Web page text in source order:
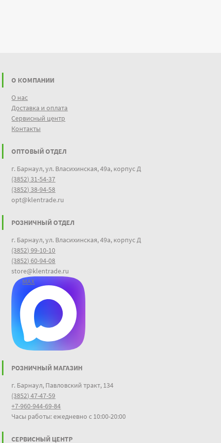
О КОМПАНИИ
О нас
Доставка и оплата
Сервисный центр
Контакты
ОПТОВЫЙ ОТДЕЛ
г. Барнаул, ул. Власихинская, 49а, корпус Д
(3852) 31-54-37
(3852) 38-94-58
opt@klentrade.ru
РОЗНИЧНЫЙ ОТДЕЛ
г. Барнаул, ул. Власихинская, 49а, корпус Д
(3852) 99-10-10
(3852) 60-94-08
store@klentrade.ru
MAX
РОЗНИЧНЫЙ МАГАЗИН
г. Барнаул, Павловский тракт, 134
(3852) 47-47-59
+7-960-944-69-84
Часы работы: ежедневно с 10:00-20:00
СЕРВИСНЫЙ ЦЕНТР